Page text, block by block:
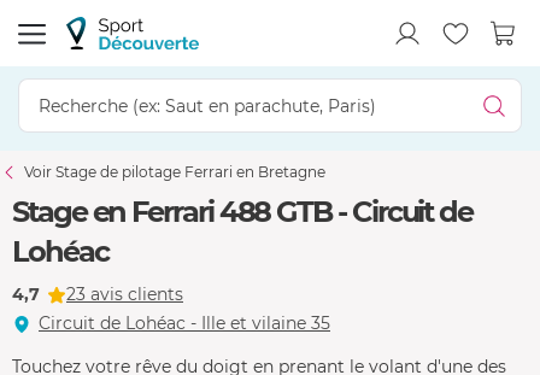
Voir Stage de pilotage Ferrari en Bretagne
Stage en Ferrari 488 GTB - Circuit de
Lohéac
4,7
23 avis clients
Circuit de Lohéac - Ille et vilaine 35
Touchez votre rêve du doigt en prenant le volant d'une des